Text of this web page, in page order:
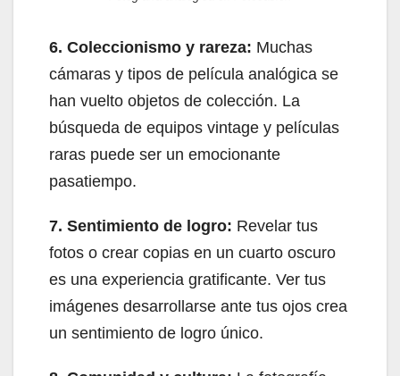
6. Coleccionismo y rareza: Muchas
cámaras y tipos de película analógica se
han vuelto objetos de colección. La
búsqueda de equipos vintage y películas
raras puede ser un emocionante
pasatiempo.
7. Sentimiento de logro: Revelar tus
fotos o crear copias en un cuarto oscuro
es una experiencia gratificante. Ver tus
imágenes desarrollarse ante tus ojos crea
un sentimiento de logro único.